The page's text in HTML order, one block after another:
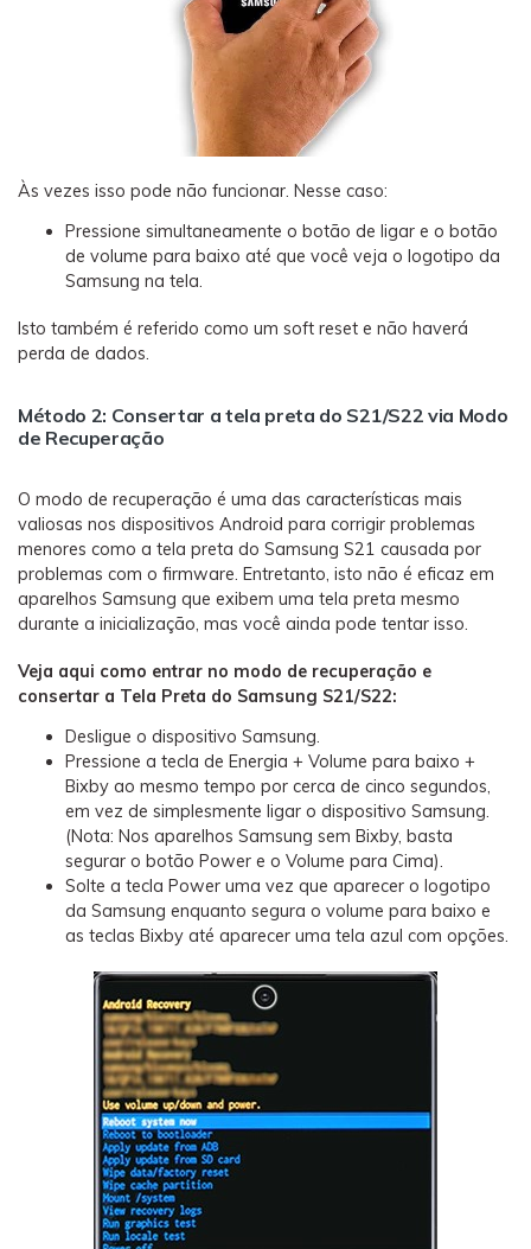
Às vezes isso pode não funcionar. Nesse caso:
Pressione simultaneamente o botão de ligar e o botão
de volume para baixo até que você veja o logotipo da
Samsung na tela.
Isto também é referido como um soft reset e não haverá
perda de dados.
Método 2: Consertar a tela preta do S21/S22 via Modo
de Recuperação
O modo de recuperação é uma das características mais
valiosas nos dispositivos Android para corrigir problemas
menores como a tela preta do Samsung S21 causada por
problemas com o firmware. Entretanto, isto não é eficaz em
aparelhos Samsung que exibem uma tela preta mesmo
durante a inicialização, mas você ainda pode tentar isso.
Veja aqui como entrar no modo de recuperação e
consertar a Tela Preta do Samsung S21/S22:
Desligue o dispositivo Samsung.
Pressione a tecla de Energia + Volume para baixo +
Bixby ao mesmo tempo por cerca de cinco segundos,
em vez de simplesmente ligar o dispositivo Samsung.
(Nota: Nos aparelhos Samsung sem Bixby, basta
segurar o botão Power e o Volume para Cima).
Solte a tecla Power uma vez que aparecer o logotipo
da Samsung enquanto segura o volume para baixo e
as teclas Bixby até aparecer uma tela azul com opções.